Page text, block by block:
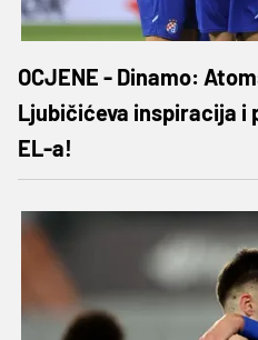
OCJENE - Dinamo:
Ljubičićeva inspiracija i
EL-a!